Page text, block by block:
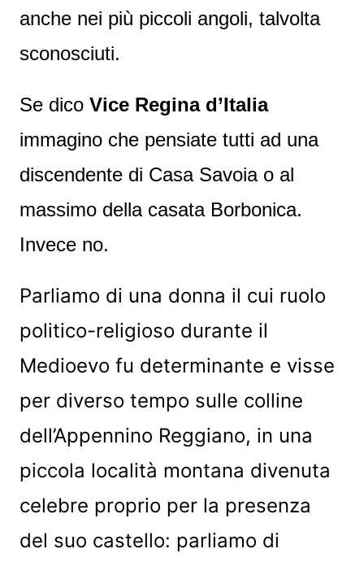
anche nei più piccoli angoli, talvolta
sconosciuti.
Se dico Vice Regina d’Italia
immagino che pensiate tutti ad una
discendente di Casa Savoia o al
massimo della casata Borbonica.
Invece no.
Parliamo di una donna il cui ruolo
politico-religioso durante il
Medioevo fu determinante e visse
per diverso tempo sulle colline
dell’Appennino Reggiano, in una
piccola località montana divenuta
celebre proprio per la presenza
del suo castello: parliamo di